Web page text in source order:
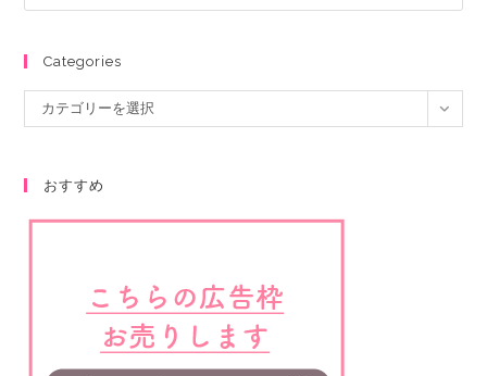
Categories
カテゴリーを選択
おすすめ